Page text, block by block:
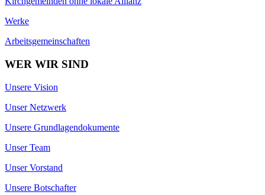
Werke
Arbeitsgemeinschaften
WER WIR SIND
Unsere Vision
Unser Netzwerk
Unsere Grundlagendokumente
Unser Team
Unser Vorstand
Unsere Botschafter